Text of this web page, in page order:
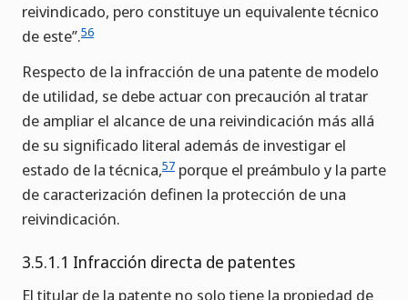
reivindicado, pero constituye un equivalente técnico
de este”.56
Respecto de la infracción de una patente de modelo
de utilidad, se debe actuar con precaución al tratar
de ampliar el alcance de una reivindicación más allá
de su significado literal además de investigar el
estado de la técnica,57 porque el preámbulo y la parte
de caracterización definen la protección de una
reivindicación.
3.5.1.1 Infracción directa de patentes
El titular de la patente no solo tiene la propiedad de